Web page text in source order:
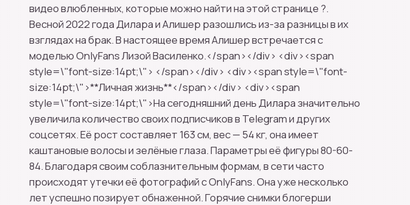
видео влюбленных, которые можно найти на этой странице ?.
Весной 2022 года Дилара и Алишер разошлись из-за разницы в их
взглядах на брак. В настоящее время Алишер встречается с
моделью OnlyFans Лизой Василенко.</span></div> <div><span
style=\"font-size:14pt;\"> </span></div> <div><span style=\"font-
size:14pt;\">**Личная жизнь**</span></div> <div><span
style=\"font-size:14pt;\">На сегодняшний день Дилара значительно
увеличила количество своих подписчиков в Telegram и других
соцсетях. Её рост составляет 163 см, вес — 54 кг, она имеет
каштановые волосы и зелёные глаза. Параметры её фигуры 80-60-
84. Благодаря своим соблазнительным формам, в сети часто
происходят утечки её фотографий с OnlyFans. Она уже несколько
лет успешно позирует обнаженной. Горячие снимки блогерши